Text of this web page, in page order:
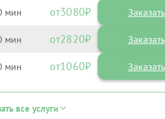
3080
2820
1060
все услуги